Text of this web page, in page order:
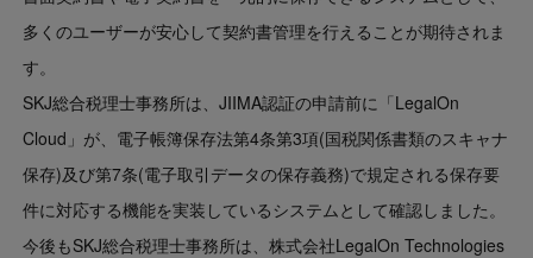
多くのユーザーが安心して契約書管理を行えることが期待されま
す。
SKJ総合税理士事務所は、JIIMA認証の申請前に「LegalOn
Cloud」が、電子帳簿保存法第4条第3項(国税関係書類のスキャナ
保存)及び第7条(電子取引データの保存義務)で規定される保存要
件に対応する機能を実装しているシステムとして確認しました。
今後もSKJ総合税理士事務所は、株式会社LegalOn Technologies